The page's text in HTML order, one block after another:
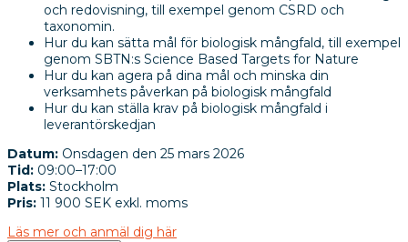
och redovisning, till exempel genom CSRD och
taxonomin.
Hur du kan sätta mål för biologisk mångfald, till exempel
genom SBTN:s Science Based Targets for Nature
Hur du kan agera på dina mål och minska din
verksamhets påverkan på biologisk mångfald
Hur du kan ställa krav på biologisk mångfald i
leverantörskedjan
Datum: Onsdagen den 25 mars 2026
Tid: 09:00–17:00
Plats: Stockholm
Pris: 11 900 SEK exkl. moms
Läs mer och anmäl dig här